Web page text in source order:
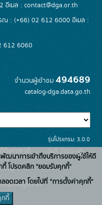
อีเมล : contact@dga.or.th
ณ : (+66) 02 612 6000 อีเมล :
612 6060
จำนวนผู้เข้าชม 494689
catalog-dga.data.go.th
ติแห่งชาติ
ครัฐ
ญชีข้อมูลภาค
รุ่นโปรแกรม: 3.0.0
วันที่: 2025-06-
26
ฒนาการเข้าถึงบริการของผู้ใช้ให้ดี
กี้ โปรดคลิก "ยอมรับคุกกี้"
ดเวลา โดยไปที่ "การตั้งค่าคุกกี้"
กี้
x